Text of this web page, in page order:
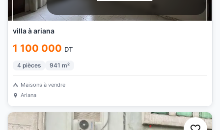
villa à ariana
1 100 000 DT
4 pièces 941 m²
Maisons à vendre
Ariana